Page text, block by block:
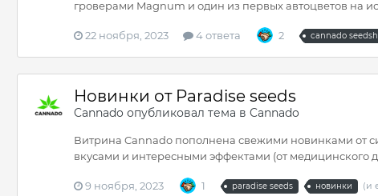
гроверами Magnum и один из первых автоцветов на
22 ноября, 2023 4 ответа 2 cannado
Новинки от Paradise seeds
Cannado опубликовал тема в Cannado
Витрина Cannado пополнена свежими новинками от
вкусами и интересными эффектами (от медицинского
9 ноября, 2023 1 paradise seeds новинки (и